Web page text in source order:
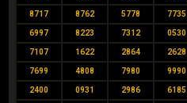
8717 8762 5778 7735
6997 8223 7312 0530
7107 1622 2864 2628
7699 4808 7980 9990
2400 0931 2986 6185